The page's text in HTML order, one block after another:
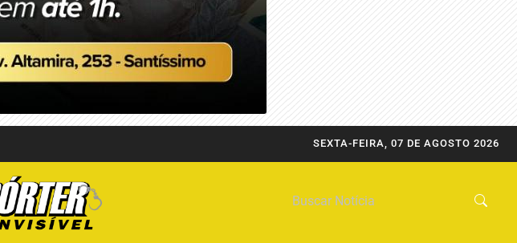
SEXTA-FEIRA, 07 DE AGOSTO 2026